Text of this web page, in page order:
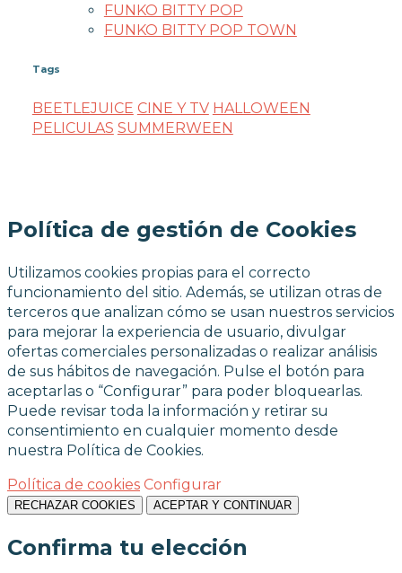
FUNKO BITTY POP
FUNKO BITTY POP TOWN
Tags
BEETLEJUICE CINE Y TV HALLOWEEN
PELICULAS SUMMERWEEN
Política de gestión de Cookies
Utilizamos cookies propias para el correcto
funcionamiento del sitio. Además, se utilizan otras de
terceros que analizan cómo se usan nuestros servicios
para mejorar la experiencia de usuario, divulgar
ofertas comerciales personalizadas o realizar análisis
de sus hábitos de navegación. Pulse el botón para
aceptarlas o “Configurar” para poder bloquearlas.
Puede revisar toda la información y retirar su
consentimiento en cualquier momento desde
nuestra Política de Cookies.
Política de cookies Configurar
RECHAZAR COOKIES ACEPTAR Y CONTINUAR
Confirma tu elección